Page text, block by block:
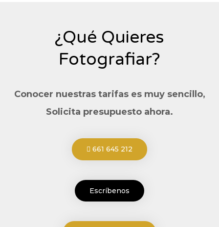
¿Qué Quieres
Fotografiar?
Conocer nuestras tarifas es muy sencillo,
Solicita presupuesto ahora.
661 645 212
Escríbenos